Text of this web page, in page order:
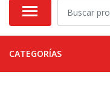
CATEGORÍAS